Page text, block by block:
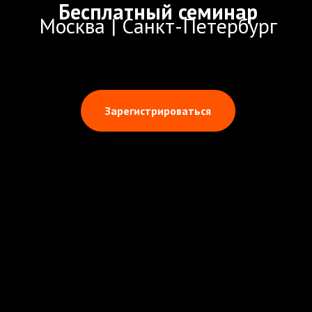
Бесплатный семинар
Москва | Санкт-Петербург
Зарегистрироваться